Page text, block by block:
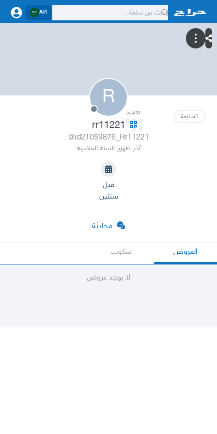
AR
R
1متابعة 0تقييم
rr11221
@id21059876_Rr11221
آخر ظهور السنة الماضية
قبل
سنتين
محادثة
العروض سكوب
لا يوجد عروض